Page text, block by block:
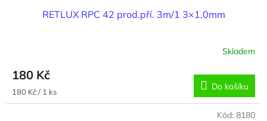
RETLUX RPC 42 prod.pří. 3m/1 3×1,0mm
Skladem
180 Kč
Měrná
cena:
180 Kč / 1 ks Do košíku
Kód: 8180